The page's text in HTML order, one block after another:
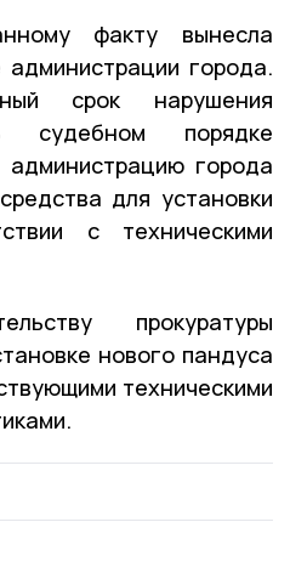
факту вынесла
администрации города.
срок нарушения
порядке
администрацию города
для установки
с техническими
прокуратуры
нового пандуса
техническими